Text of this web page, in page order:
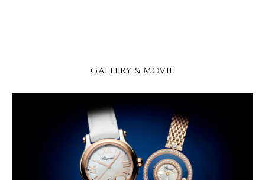
GALLERY & MOVIE